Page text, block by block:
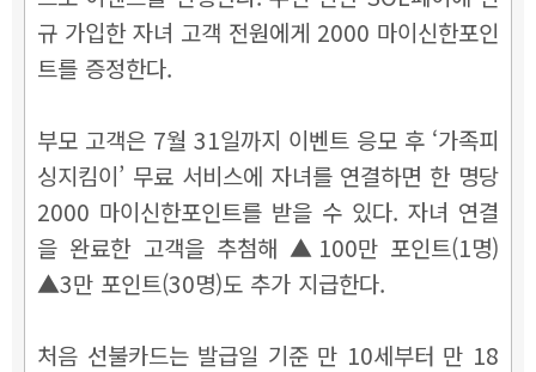
규 가입한 자녀 고객 전원에게 2000 마이신한포인
트를 증정한다.
부모 고객은 7월 31일까지 이벤트 응모 후 ‘가족피
싱지킴이’ 무료 서비스에 자녀를 연결하면 한 명당
2000 마이신한포인트를 받을 수 있다. 자녀 연결
을 완료한 고객을 추첨해 ▲100만 포인트(1명)
▲3만 포인트(30명)도 추가 지급한다.
처음 선불카드는 발급일 기준 만 10세부터 만 18